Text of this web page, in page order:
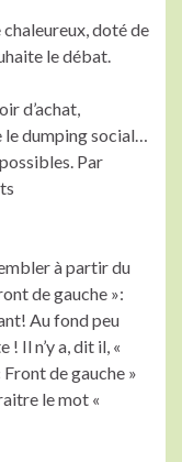
doté de
le débat.
d’achat,
le dumping social…
Par
à partir du
de gauche »:
Au fond peu
! Il n’y a, dit il, «
Front de gauche »
le mot «